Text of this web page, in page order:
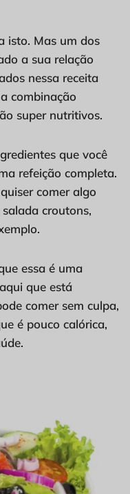
isto. Mas um dos
a sua relação
nessa receita
combinação
super nutritivos.
que você
refeição completa.
comer algo
croutons,
essa é uma
que está
comer sem culpa,
é pouco calórica,